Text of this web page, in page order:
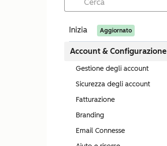
Inizia Aggiornato
Account & Configurazione
Gestione degli account
Sicurezza degli account
Fatturazione
Branding
Email Connesse